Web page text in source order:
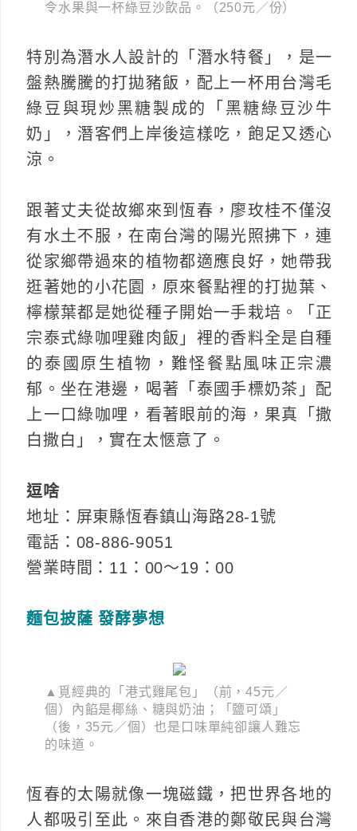
令水果與一杯綠豆沙飲品。（250元／份）
特別為潛水人設計的「潛水特餐」，是一
盤熱騰騰的打拋豬飯，配上一杯用台灣毛
綠豆與現炒黑糖製成的「黑糖綠豆沙牛
奶」，潛客們上岸後這樣吃，飽足又透心
涼。
跟著丈夫從故鄉來到恆春，廖玫桂不僅沒
有水土不服，在南台灣的陽光照拂下，連
從家鄉帶過來的植物都適應良好，她帶我
逛著她的小花園，原來餐點裡的打拋葉、
檸檬葉都是她從種子開始一手栽培。「正
宗泰式綠咖哩雞肉飯」裡的香料全是自種
的泰國原生植物，難怪餐點風味正宗濃
郁。坐在港邊，喝著「泰國手標奶茶」配
上一口綠咖哩，看著眼前的海，果真「撒
白撒白」，實在太愜意了。
逗啥
地址：屏東縣恆春鎮山海路28-1號
電話：08-886-9051
營業時間：11：00～19：00
麵包披薩 發酵夢想
▲覓經典的「港式雞尾包」（前，45元／
個）內餡是椰絲、糖與奶油；「鹽可頌」
（後，35元／個）也是口味單純卻讓人難忘
的味道。
恆春的太陽就像一塊磁鐵，把世界各地的
人都吸引至此。來自香港的鄭敬民與台灣